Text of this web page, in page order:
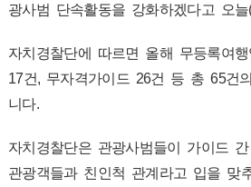
광사범 단속활동을 강화하겠다고 오
자치경찰단에 따르면 올해 무등록여
17건, 무자격가이드 26건 등 총 65건
니다.
자치경찰단은 관광사범들이 가이드
관광객들과 친인척 관계라고 입을 맞